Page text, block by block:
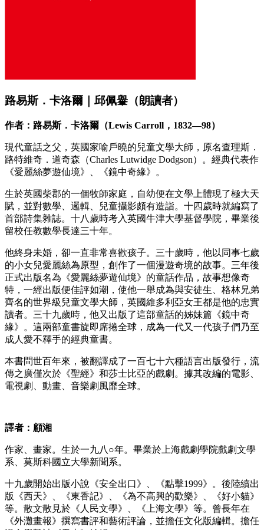
路易斯．卡洛爾｜邱佩轝（朗讀者）
作者：路易斯．卡洛爾（Lewis Carroll，1832—98）
現代童話之父，英國家喻戶曉的兒童文學大師，原名查理斯．
路特維奇．道奇森（Charles Lutwidge Dodgson）。經典代表作
《愛麗絲夢遊仙境》、《鏡中奇緣》。
生於英國柴郡的一個牧師家庭，自幼便在文學上體現了極大天
賦，並對數學、邏輯、兒童攝影頗有造詣。十四歲時就編寫了
首部詩集雜誌。十八歲時考入英國牛津大學基督學院，畢業後
留校任教數學長達三十年。
他終身未婚，卻一直非常喜歡孩子。三十歲時，他以同事七歲
的小女兒愛麗絲為原型，創作了一個漫遊奇境的故事。三年後
正式出版名為《愛麗絲夢遊仙境》的童話作品，故事想像奇
特，一經出版便佳評如潮，使他一舉成為與安徒生、格林兄弟
齊名的世界級兒童文學大師，英國維多利亞女王都是他的忠實
讀者。三十九歲時，他又出版了這部童話的姊妹篇《鏡中奇
緣》。這兩部童書旋即席捲全球，成為一代又一代孩子們乃至
成人愛不釋手的經典童書。
本書問世百年來，被翻譯成了一百七十六種語言出版發行，流
傳之廣僅次於《聖經》和莎士比亞的戲劇。據其改編的電影、
電視劇、動畫、音樂劇風靡全球。
譯者：顧湘
作家、畫家。生於一九八○年。畢業於上海戲劇學院戲劇文學
系、莫斯科國立大學新聞系。
十九歲開始出版小說《安全出口》、《點擊1999》。後陸續出
版《西天》、《東香記》、《為不高興的歡樂》、《好小貓》
等。散文散見於《人民文學》、《上海文學》等。曾長年在
《外灘畫報》撰寫書評和藝術評論，並擔任文化版編輯。擔任